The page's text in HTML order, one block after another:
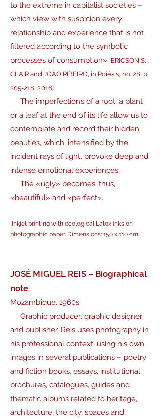
to the extreme in capitalist societies –
which view with suspicion every
relationship and experience that is not
filtered according to the symbolic
processes of consumption» [ERICSON S.
CLAIR and JOÃO RIBEIRO, in Poiésis, no. 28, p.
205-218, 2016].
The imperfections of a root, a plant
or a leaf at the end of its life allow us to
contemplate and record their hidden
beauties, which, intensified by the
incident rays of light, provoke deep and
intense emotional experiences.
The «ugly» becomes, thus,
«beautiful» and «perfect».
[Inkjet printing with ecological Latex inks on
photographic paper. Dimensions: 150 x 110 cm]
JOSÉ MIGUEL REIS – Biographical
note
Mozambique, 1960s.
Graphic producer, graphic designer
and publisher, Reis uses photography in
his professional context, using his own
images in several publications – poetry
and fiction books, essays, institutional
brochures, catalogues, guides and
thematic albums related to heritage,
architecture, the city, spaces and